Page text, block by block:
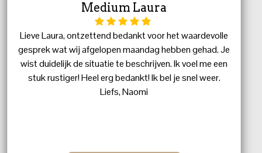
Medium Laura
Lieve Laura, ontzettend bedankt voor het waardevolle
gesprek wat wij afgelopen maandag hebben gehad. Je
wist duidelijk de situatie te beschrijven. Ik voel me een
stuk rustiger! Heel erg bedankt! Ik bel je snel weer.
Liefs, Naomi